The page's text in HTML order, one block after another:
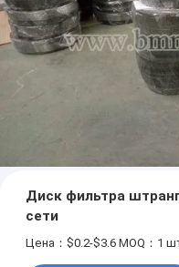
Диск фильтра
сети
Цена：$0.2-$3.6 MOQ：1